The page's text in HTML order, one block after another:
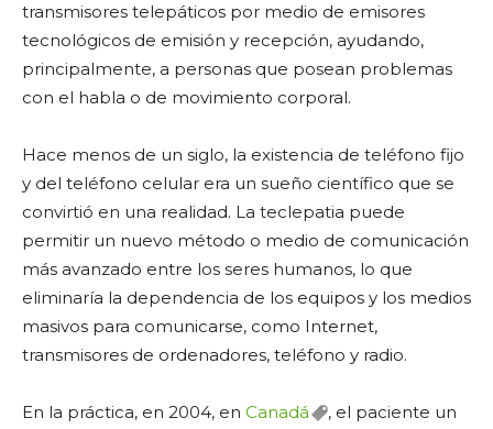
transmisores telepáticos por medio de emisores
tecnológicos de emisión y recepción, ayudando,
principalmente, a personas que posean problemas
con el habla o de movimiento corporal.
Hace menos de un siglo, la existencia de teléfono fijo
y del teléfono celular era un sueño científico que se
convirtió en una realidad. La teclepatia puede
permitir un nuevo método o medio de comunicación
más avanzado entre los seres humanos, lo que
eliminaría la dependencia de los equipos y los medios
masivos para comunicarse, como Internet,
transmisores de ordenadores, teléfono y radio.
En la práctica, en 2004, en Canadá
, el paciente un